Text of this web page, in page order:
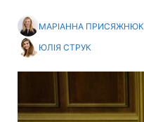
МАРІАННА ПРИСЯЖНЮК
ЮЛІЯ СТРУК